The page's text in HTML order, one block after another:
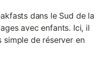
dans le Sud de la
avec enfants. Ici, il
de réserver en